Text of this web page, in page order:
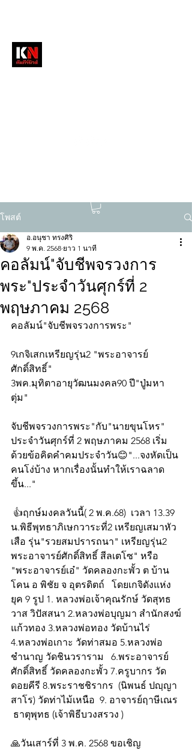
โพสต์
คอลัมน์"จับชีพจรวงการ
พระ"ประจำวันศุกร์ที่ 2
พฤษภาคม 2568
อ.อนุชา ทรงศิริ
9 พ.ค. 2568 ยาว 1 นาที
คอลัมน์"จับชีพจรวงการพระ"
9เกจิเสกเหรียญรุ่น2 "พระอาจารย์
ศักดิ์สิทธิ์"
3พค.มุทิตาอายุวัฒนมงคล90 ปี"ปู่มหา
ตุ่ม"
จับชีพจรวงการพระ"กับ"นายขุนโหร"
ประจำวันศุกร์ที่ 2 พฤษภาคม 2568 เริ่ม
ด้วยข้อคิดคำคมประจำวัน😊"...จงหัดเป็น
คนโง่บ้าง หากเรื่องนั้นทำให้เราฉลาด
ขึ้น..."
น.พิธีพุทธาภิเษกวาระที่2 เหรียญเสมาหัว
เสือ รุ่น"รวยสมปรารถนา" เหรียญรุ่น2
พระอาจารย์ศักดิ์สิทธิ์ สีลเตโซ" หรือ
"พระอาจารย์เอ๋" วัดคลองกะพั้ว ต บ้าน
โคน อ พิชัย จ อุตรดิตถ์   โดยเกจิดังแห่ง
ยุค 9 รูป 1. หลวงพ่อเจ้าคุณรักษ์ วัดสุทธ
วาส วิปัสสนา 2.หลวงพ่อบุญมา สำนักสงฆ์
แก้วทอง 3.หลวงพ่อทอง วัดบ้านไร่
4.หลวงพ่อเกาะ วัดท่าสมอ 5.หลวงพ่อ
ชำนาญ วัดชินวราราม   6.พระอาจารย์
ศักดิ์สิทธิ์ วัดคลองกะพั้ว 7.ครูบากร วัด
ดอยคีรี 8.พระราชชิรากร  (นิพนธ์ ปญฺญา
สาโร) วัดท่าไม้เหนือ  9. อาจารย์ฤาษีเณร
ธาตุพุทธ (เจ้าพิธีบวงสรวง )
🙏วันเสาร์ที่ 3 พ.ค. 2568 ขอเชิญ